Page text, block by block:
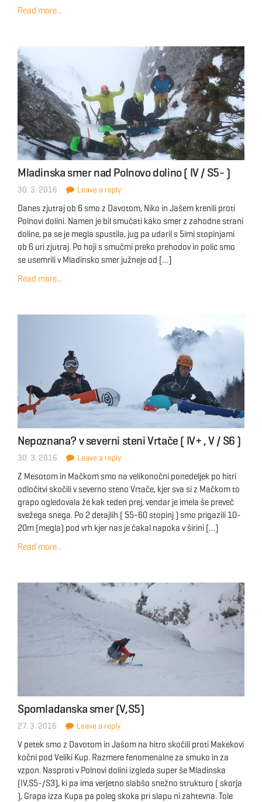
Read more...
Mladinska smer nad Polnovo dolino ( IV / S5- )
30. 3. 2016 Leave a reply
Danes zjutraj ob 6 smo z Davotom, Niko in Jašem krenili proti
Polnovi dolini. Namen je bil smučati kako smer z zahodne strani
doline, pa se je megla spustila, jug pa udaril s 5imi stopinjami
ob 6 uri zjutraj. Po hoji s smučmi preko prehodov in polic smo
se usemrili v Mladinsko smer južneje od […]
Read more...
Nepoznana? v severni steni Vrtače ( IV+ , V / S6 )
30. 3. 2016 Leave a reply
Z Mesotom in Mačkom smo na velikonočni ponedeljek po hitri
odločitvi skočili v severno steno Vrtače, kjer sva si z Mačkom to
grapo ogledovala že kak teden prej, vendar je imela še preveč
svežega snega. Po 2 detajlih ( 55-60 stopinj ) smo prigazili 10-
20m (megla) pod vrh kjer nas je čakal napoka v širini […]
Read more...
Spomladanska smer (V,S5)
27. 3. 2016 Leave a reply
V petek smo z Davotom in Jašom na hitro skočili proti Makekovi
kočni pod Veliki Kup. Razmere fenomenalne za smuko in za
vzpon. Nasproti v Polnovi dolini izgleda super še Mladinska
(IV,S5-/S3), ki pa ima verjetno slabšo snežno strukturo ( skorja
), Grapa izza Kupa pa poleg skoka pri slapu ni zahtevna. Tole